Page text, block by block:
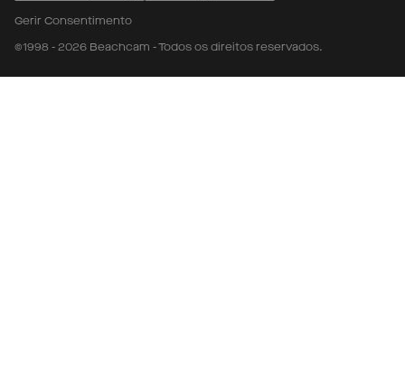
Gerir Consentimento
©1998 - 2026 Beachcam - Todos os direitos reservados.